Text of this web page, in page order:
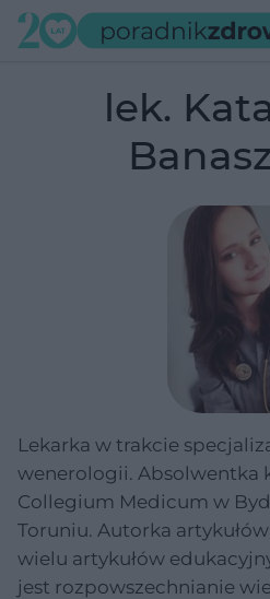
lek.
Lekarka w trakcie
wenerologii. Absolwentka
Collegium Medicum w
Toruniu. Autorka
wielu artykułów
jest rozpowszechnianie